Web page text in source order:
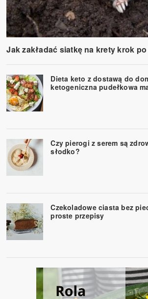
Jak zakładać siatkę na krety krok
Dieta keto z dostawą do
ketogeniczna pudełkowa
Czy pierogi z serem są
słodko?
Czekoladowe ciasta bez
proste przepisy